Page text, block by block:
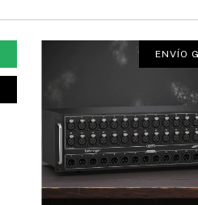
ENVÍO